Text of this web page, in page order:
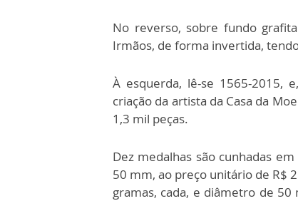
No reverso, sobre fundo
Irmãos, de forma invertida,
À esquerda, lê-se 1565-2015,
criação da artista da Casa da
1,3 mil peças.
Dez medalhas são cunhadas
50 mm, ao preço unitário de R$
gramas, cada, e diâmetro de